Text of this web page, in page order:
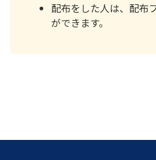
配布をした人は、配布
ができます。